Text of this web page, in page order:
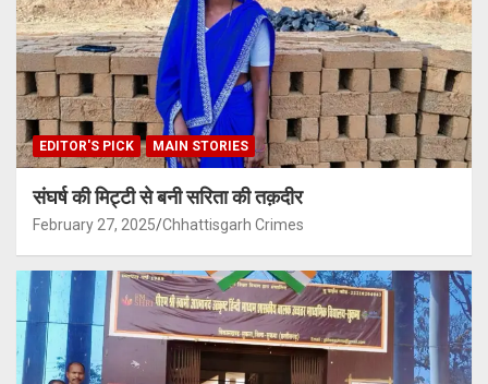
EDITOR'S PICK MAIN STORIES
संघर्ष की मिट्टी से बनी सरिता की तक़दीर
February 27, 2025 Chhattisgarh Crimes